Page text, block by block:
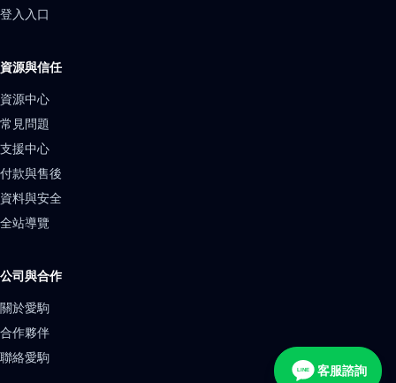
登入入口
資源與信任
資源中心
常見問題
支援中心
付款與售後
資料與安全
全站導覽
公司與合作
關於愛駒
合作夥伴
聯絡愛駒
LINE 客服諮詢